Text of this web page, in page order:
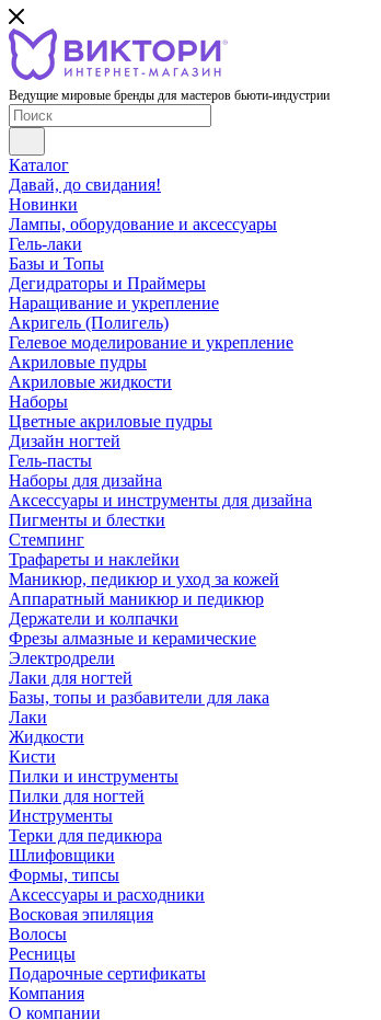
Ведущие мировые бренды для мастеров бьюти-индустрии
Каталог
Давай, до свидания!
Новинки
Лампы, оборудование и аксессуары
Гель-лаки
Базы и Топы
Дегидраторы и Праймеры
Наращивание и укрепление
Акригель (Полигель)
Гелевое моделирование и укрепление
Акриловые пудры
Акриловые жидкости
Наборы
Цветные акриловые пудры
Дизайн ногтей
Гель-пасты
Наборы для дизайна
Аксессуары и инструменты для дизайна
Пигменты и блестки
Стемпинг
Трафареты и наклейки
Маникюр, педикюр и уход за кожей
Аппаратный маникюр и педикюр
Держатели и колпачки
Фрезы алмазные и керамические
Электродрели
Лаки для ногтей
Базы, топы и разбавители для лака
Лаки
Жидкости
Кисти
Пилки и инструменты
Пилки для ногтей
Инструменты
Терки для педикюра
Шлифовщики
Формы, типсы
Аксессуары и расходники
Восковая эпиляция
Волосы
Ресницы
Подарочные сертификаты
Компания
О компании